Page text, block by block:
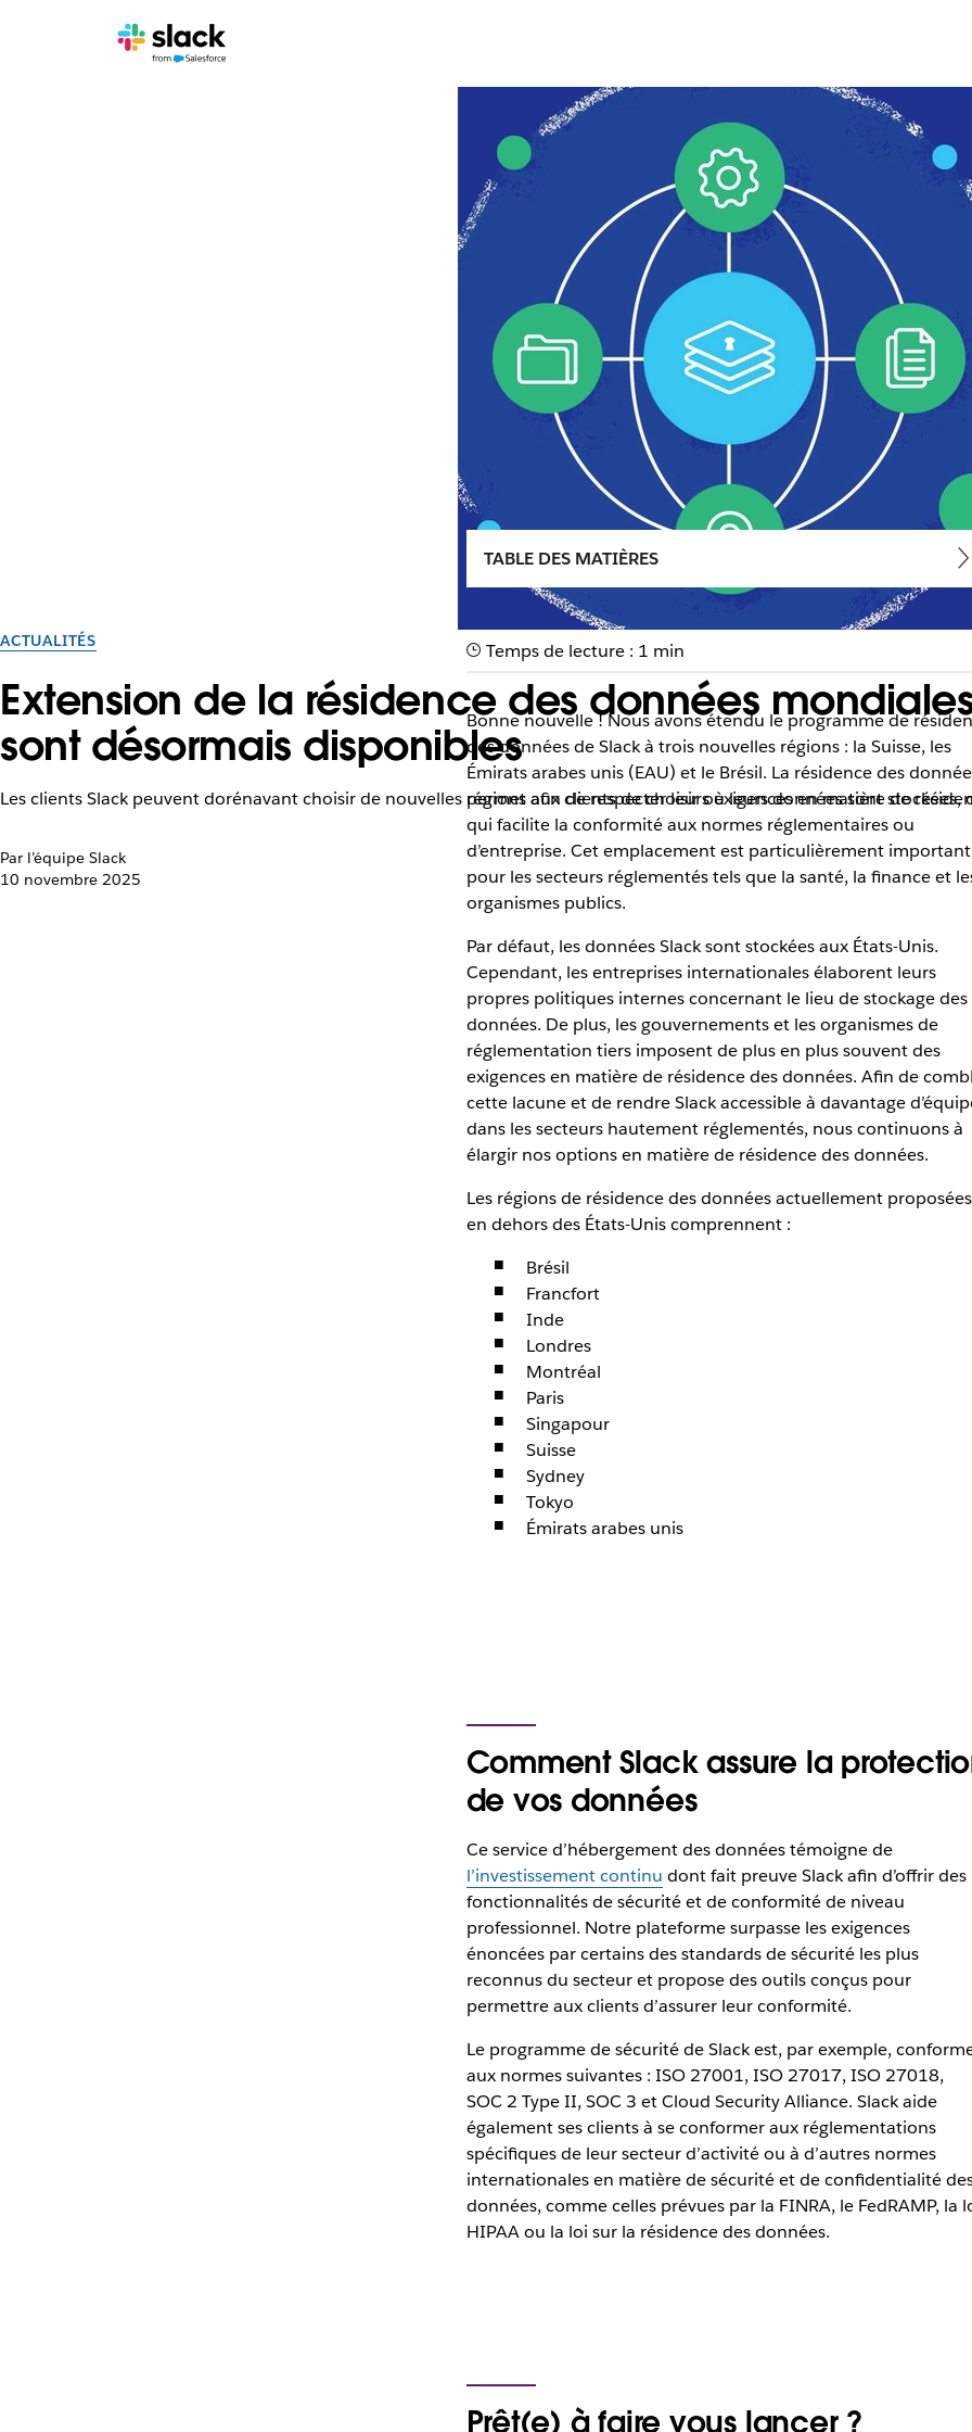
ACTUALITÉS
Extension de la résidence des données mondiales
sont désormais disponibles
Les clients Slack peuvent dorénavant choisir de nouvelles régions afin de respecter leurs exigences en matière de
Par l’équipe Slack
10 novembre 2025
TABLE DES MATIÈRES
Temps de lecture : 1 min
Bonne nouvelle ! Nous avons étendu le programme de
des données de Slack à trois nouvelles régions : la Suisse, les
Émirats arabes unis (EAU) et le Brésil. La résidence des
permet aux clients de choisir où leurs données sont stockées,
qui facilite la conformité aux normes réglementaires ou
d’entreprise. Cet emplacement est particulièrement important
pour les secteurs réglementés tels que la santé, la finance et
organismes publics.
Par défaut, les données Slack sont stockées aux États-Unis.
Cependant, les entreprises internationales élaborent leurs
propres politiques internes concernant le lieu de stockage des
données. De plus, les gouvernements et les organismes de
réglementation tiers imposent de plus en plus souvent des
exigences en matière de résidence des données. Afin de
cette lacune et de rendre Slack accessible à davantage
dans les secteurs hautement réglementés, nous continuons à
élargir nos options en matière de résidence des données.
Les régions de résidence des données actuellement proposées
en dehors des États-Unis comprennent :
Brésil
Francfort
Inde
Londres
Montréal
Paris
Singapour
Suisse
Sydney
Tokyo
Émirats arabes unis
Comment Slack assure la
de vos données
Ce service d’hébergement des données témoigne de
l’investissement continu dont fait preuve Slack afin d’offrir des
fonctionnalités de sécurité et de conformité de niveau
professionnel. Notre plateforme surpasse les exigences
énoncées par certains des standards de sécurité les plus
reconnus du secteur et propose des outils conçus pour
permettre aux clients d’assurer leur conformité.
Le programme de sécurité de Slack est, par exemple,
aux normes suivantes : ISO 27001, ISO 27017, ISO 27018,
SOC 2 Type II, SOC 3 et Cloud Security Alliance. Slack aide
également ses clients à se conformer aux réglementations
spécifiques de leur secteur d’activité ou à d’autres normes
internationales en matière de sécurité et de confidentialité
données, comme celles prévues par la FINRA, le FedRAMP, la
HIPAA ou la loi sur la résidence des données.
Prêt(e) à faire vous lancer ?